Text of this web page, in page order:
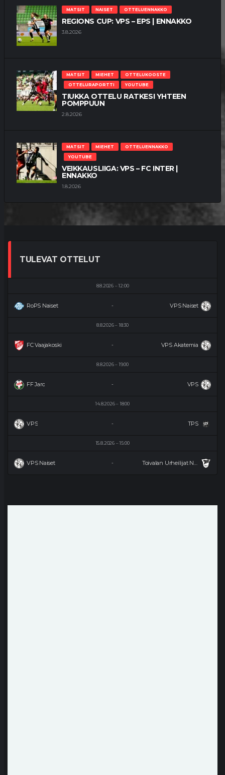
MATSIT NAISET OTTELUENNAKKO
REGIONS CUP: VPS – EPS | ENNAKKO
3.8.2026
MATSIT MIEHET
OTTELUKOOSTE
OTTELURAPORTTI
YOUTUBE
TIUKKA OTTELU RATKESI YHTEEN
POMPPUUN
2.8.2026
MATSIT MIEHET
OTTELUENNAKKO
YOUTUBE
VEIKKAUSLIIGA: VPS – FC INTER |
ENNAKKO
1.8.2026
TULEVAT OTTELUT
8.8.2026 12:00
RoPS Naiset VPS Naiset
-
8.8.2026 18:30
FC Vaajakoski VPS Akatemia
-
8.8.2026 19:00
FF Jaro VPS
-
14.8.2026 18:00
VPS TPS
-
15.8.2026 15:00
VPS Naiset -